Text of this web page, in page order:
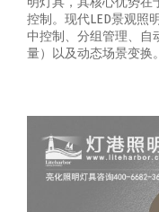
控制‌。‌现代LED景观照
中控制、分组管理、自
量）以及动态场景变换‌。